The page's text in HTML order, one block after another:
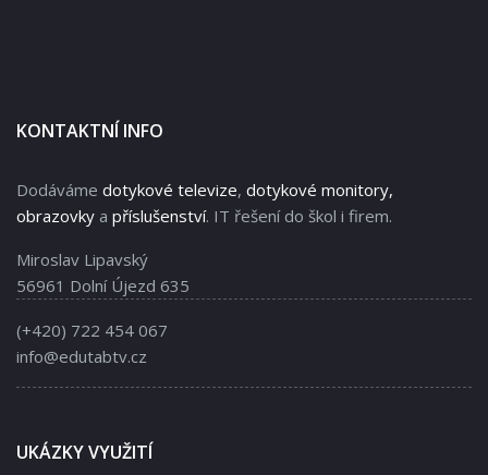
KONTAKTNÍ INFO
Dodáváme dotykové televize, dotykové monitory,
obrazovky a příslušenství. IT řešení do škol i firem.
Miroslav Lipavský
56961 Dolní Újezd 635
(+420) 722 454 067
info@edutabtv.cz
UKÁZKY VYUŽITÍ